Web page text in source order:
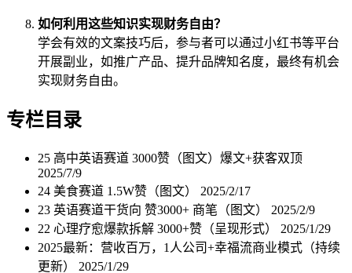
如何利用这些知识实现财务自由？
学会有效的文案技巧后，参与者可以通过小红书等平台
开展副业，如推广产品、提升品牌知名度，最终有机会
实现财务自由。
专栏目录
25 高中英语赛道 3000赞（图文）爆文+获客双顶
2025/7/9
24 美食赛道 1.5W赞（图文） 2025/2/17
23 英语赛道干货向 赞3000+ 商笔（图文） 2025/2/9
22 心理疗愈爆款拆解 3000+赞（呈现形式） 2025/1/29
2025最新：营收百万，1人公司+幸福流商业模式（持续
更新） 2025/1/29